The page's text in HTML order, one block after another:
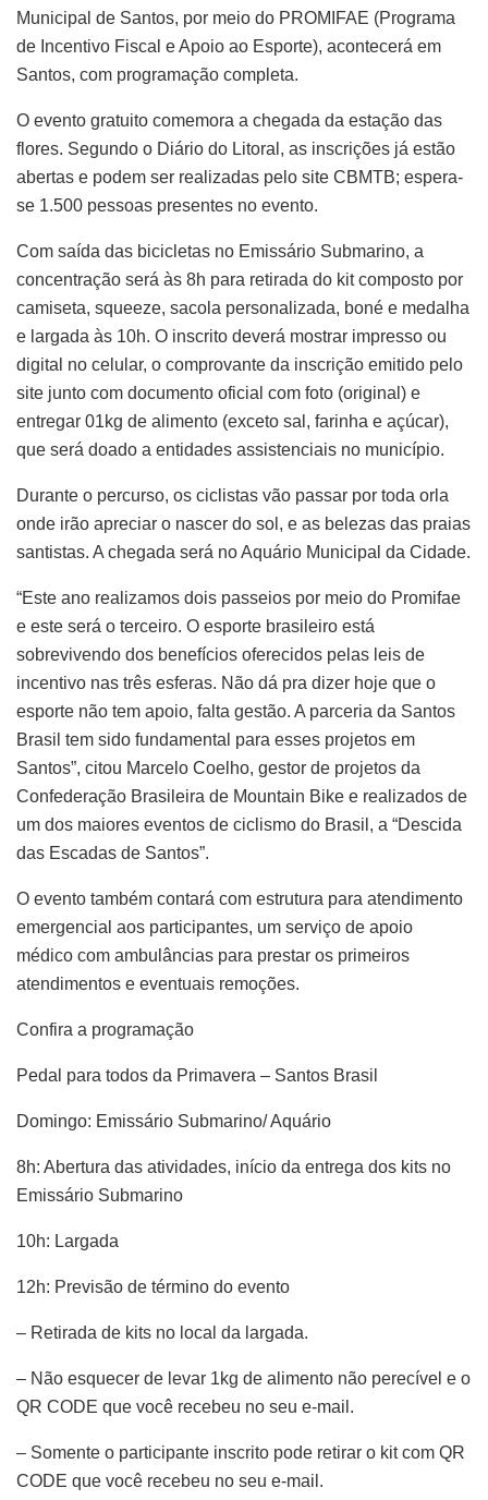
Municipal de Santos, por meio do PROMIFAE (Programa
de Incentivo Fiscal e Apoio ao Esporte), acontecerá em
Santos, com programação completa.
O evento gratuito comemora a chegada da estação das
flores. Segundo o Diário do Litoral, as inscrições já estão
abertas e podem ser realizadas pelo site CBMTB; espera-
se 1.500 pessoas presentes no evento.
Com saída das bicicletas no Emissário Submarino, a
concentração será às 8h para retirada do kit composto por
camiseta, squeeze, sacola personalizada, boné e medalha
e largada às 10h. O inscrito deverá mostrar impresso ou
digital no celular, o comprovante da inscrição emitido pelo
site junto com documento oficial com foto (original) e
entregar 01kg de alimento (exceto sal, farinha e açúcar),
que será doado a entidades assistenciais no município.
Durante o percurso, os ciclistas vão passar por toda orla
onde irão apreciar o nascer do sol, e as belezas das praias
santistas. A chegada será no Aquário Municipal da Cidade.
“Este ano realizamos dois passeios por meio do Promifae
e este será o terceiro. O esporte brasileiro está
sobrevivendo dos benefícios oferecidos pelas leis de
incentivo nas três esferas. Não dá pra dizer hoje que o
esporte não tem apoio, falta gestão. A parceria da Santos
Brasil tem sido fundamental para esses projetos em
Santos”, citou Marcelo Coelho, gestor de projetos da
Confederação Brasileira de Mountain Bike e realizados de
um dos maiores eventos de ciclismo do Brasil, a “Descida
das Escadas de Santos”.
O evento também contará com estrutura para atendimento
emergencial aos participantes, um serviço de apoio
médico com ambulâncias para prestar os primeiros
atendimentos e eventuais remoções.
Confira a programação
Pedal para todos da Primavera – Santos Brasil
Domingo: Emissário Submarino/ Aquário
8h: Abertura das atividades, início da entrega dos kits no
Emissário Submarino
10h: Largada
12h: Previsão de término do evento
– Retirada de kits no local da largada.
– Não esquecer de levar 1kg de alimento não perecível e o
QR CODE que você recebeu no seu e-mail.
– Somente o participante inscrito pode retirar o kit com QR
CODE que você recebeu no seu e-mail.